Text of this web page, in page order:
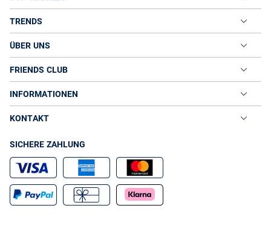
TRENDS
ÜBER UNS
FRIENDS CLUB
INFORMATIONEN
KONTAKT
SICHERE ZAHLUNG